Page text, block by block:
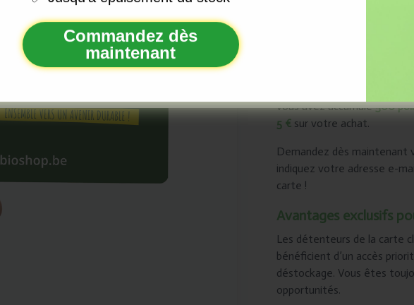
À chaque achat d’un
et vous recevez une belle
avenir durable, mais vous
À chaque achat de nos
vous avez accumulé500
5 € sur votre achat.
Demandez dès maintenant
indiquez votre adresse e-
carte !
Avantages exclusifs
Les détenteurs de la carte
bénéficient d’un accès
déstockage. Vous êtes
opportunités.
S'INSCRIRE
Nous vous enverrons de temps en temps un e-mail, uniquement lorsque nous avons
Commandez dès
maintenant